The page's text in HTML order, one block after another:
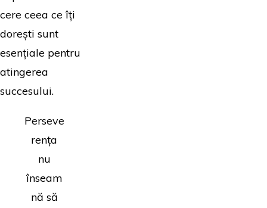
cere ceea ce îți
dorești sunt
esențiale pentru
atingerea
succesului.
Perseve
rența
nu
înseam
nă să